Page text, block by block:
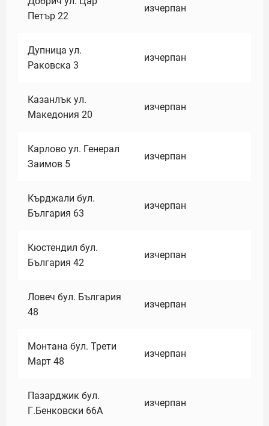
Петър 22
изчерпан
Дупница ул.
Раковска 3
изчерпан
Казанлък ул.
Македония 20
изчерпан
Карлово ул. Генерал
Заимов 5
изчерпан
Кърджали бул.
България 63
изчерпан
Кюстендил бул.
България 42
изчерпан
Ловеч бул. България
48
изчерпан
Монтана бул. Трети
Март 48
изчерпан
Пазарджик бул.
Г.Бенковски 66А
изчерпан